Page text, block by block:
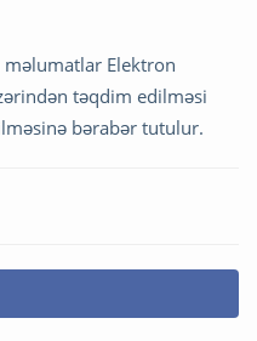
məlumatlar Elektron
təqdim edilməsi
bərabər tutulur.